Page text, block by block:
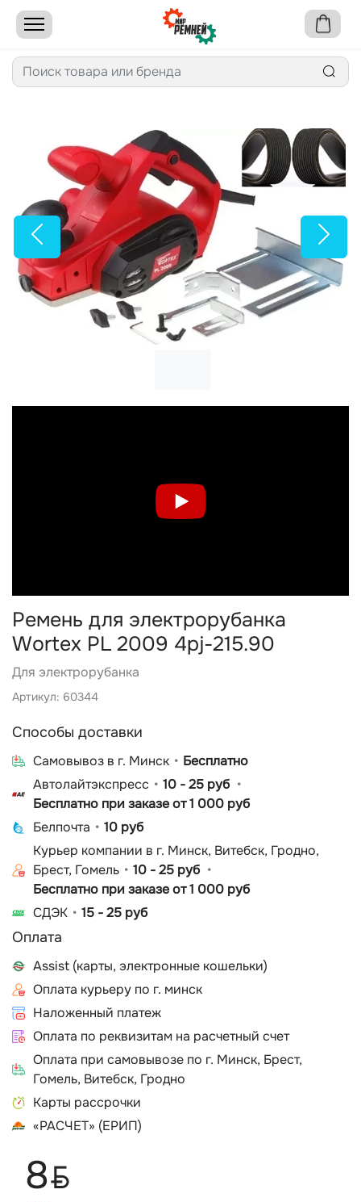
Ремень для электрорубанка
Wortex PL 2009 4pj-215.90
Для электрорубанка
Артикул: 60344
Способы доставки
Cамовывоз в г. Минск
Бесплатно
Автолайтэкспресс
10 - 25 руб
Бесплатно при заказе от 1 000 руб
Белпочта
10 руб
Курьер компании в г. Минск, Витебск, Гродно,
Брест, Гомель
10 - 25 руб
Бесплатно при заказе от 1 000 руб
СДЭК
15 - 25 руб
Оплата
Assist (карты, электронные кошельки)
Оплата курьеру по г. минск
Наложенный платеж
Оплата по реквизитам на расчетный счет
Оплата при самовывозе по г. Минск, Брест,
Гомель, Витебск, Гродно
Карты рассрочки
«РАСЧЕТ» (ЕРИП)
8BYN